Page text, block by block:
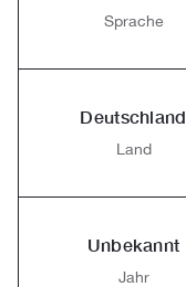
Sprache
Deutschland
Land
Unbekannt
Jahr